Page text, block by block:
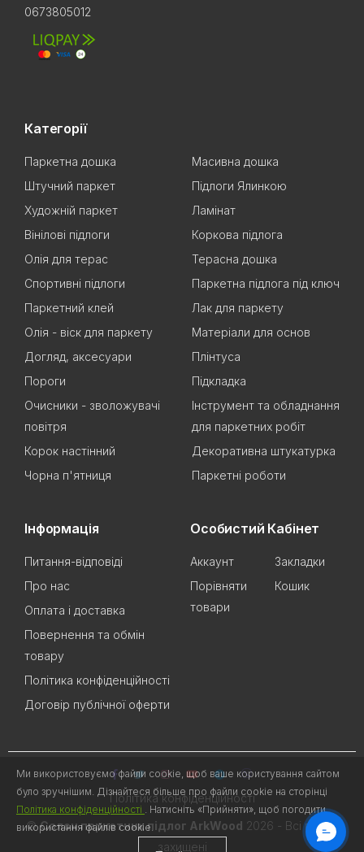
0673805012
Категорії
Паркетна дошка
Масивна дошка
Штучний паркет
Підлоги Ялинкою
Художній паркет
Ламінат
Вінілові підлоги
Коркова підлога
Олія для терас
Терасна дошка
Спортивні підлоги
Паркетна підлога під ключ
Паркетний клей
Лак для паркету
Олія - віск для паркету
Матеріали для основ
Догляд, аксесуари
Плінтуса
Пороги
Підкладка
Очисники - зволожувачі
повітря
Інструмент та обладнання
для паркетних робіт
Корок настінний
Декоративна штукатурка
Чорна п'ятниця
Паркетні роботи
Інформація
Питання-відповіді
Про нас
Оплата і доставка
Повернення та обмін
товару
Політика конфіденційності
Договір публічної оферти
Особистий Кабінет
Аккаунт
Закладки
Порівняти
товари
Кошик
©Салон паркетних підлог ArkWood 2026 - Всі права
захищені
Політика конфіденційності
Ми використовуємо файли cookie, щоб ваше користування сайтом
було зручнішим. Дізнайтеся більше про файли cookie на сторінці
Політика конфіденційності . Натисніть «Прийняти», щоб погодити
використання файлів cookie.